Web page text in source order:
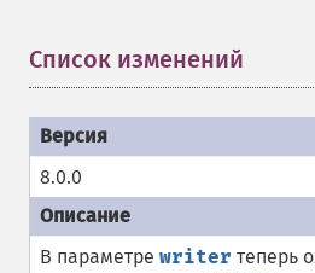
Список изменений
8.0.0
В параметре writer теперь